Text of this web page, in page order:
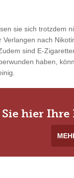
sie sich trotzdem
nach
sind E-
haben,
hier Ihre